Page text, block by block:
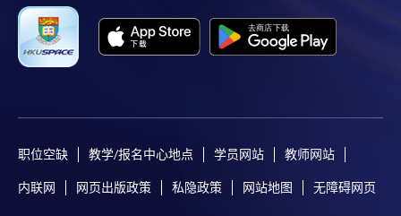
免責聲明
會保證下列各項：資訊並無侵犯版權，資訊可安全使用、資訊
职位空缺 教学/报名中心地点 学员网站 教师网站
内联网 网页出版政策 私隐政策 网站地图 无障碍网页